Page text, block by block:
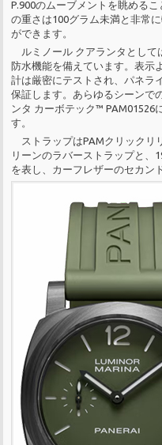
P.900のムーブメントを眺める
の重さは100グラム未満と非常
ができます。
ルミノール クアランタとして
防水機能を備えています。表示
計は厳密にテストされ、パネラ
保証します。あらゆるシーンで
ンタ カーボテック™ PAM01526
す。
ストラップはPAMクリックリ
リーンのラバーストラップと、
を表し、カーフレザーのセカン